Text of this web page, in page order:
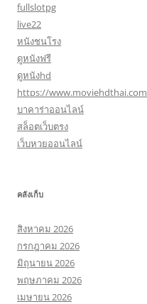
fullslotpg
live22
หนังชนโรง
ดูหนังฟรี
ดูหนังhd
https://www.moviehdthai.com
บาคาร่าออนไลน์
สล็อตเว็บตรง
เว็บหวยออนไลน์
คลังเก็บ
สิงหาคม 2026
กรกฎาคม 2026
มิถุนายน 2026
พฤษภาคม 2026
เมษายน 2026